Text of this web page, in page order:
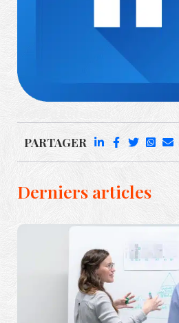
PARTAGER
Derniers articles